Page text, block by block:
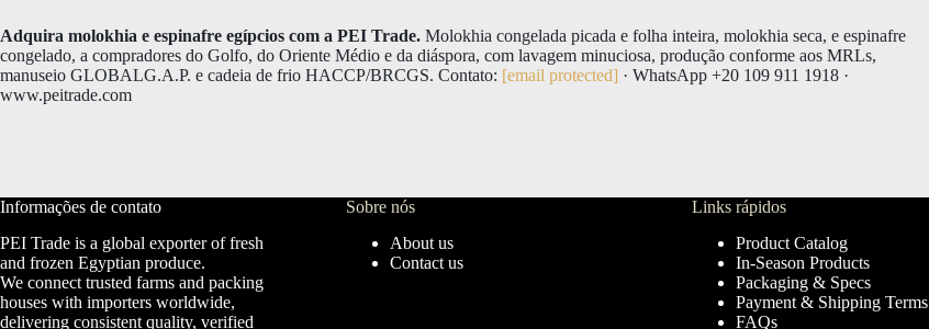
Adquira molokhia e espinafre egípcios com a PEI Trade. Molokhia congelada picada e folha inteira, molokhia seca, e espinafre
congelado, a compradores do Golfo, do Oriente Médio e da diáspora, com lavagem minuciosa, produção conforme aos MRLs,
manuseio GLOBALG.A.P. e cadeia de frio HACCP/BRCGS. Contato: [email protected] · WhatsApp +20 109 911 1918 ·
www.peitrade.com
Informações de contato
PEI Trade is a global exporter of fresh
and frozen Egyptian produce.
We connect trusted farms and packing
houses with importers worldwide,
delivering consistent quality, verified
Sobre nós
About us
Contact us
Links rápidos
Product Catalog
In-Season Products
Packaging & Specs
Payment & Shipping Terms
FAQs